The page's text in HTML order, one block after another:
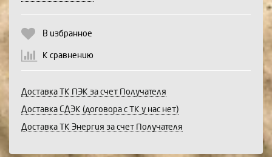
В избранное
К сравнению
Доставка ТК ПЭК за счет Получателя
Доставка СДЭК (договора с ТК у нас нет)
Доставка ТК Энергия за счет Получателя